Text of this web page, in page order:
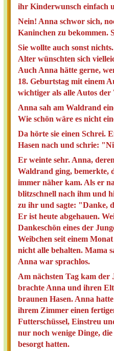
ihr Kinderwunsch einfach
Nein! Anna schwor sich,
Kaninchen zu bekommen.
Sie wollte auch sonst
Alter wünschten sich
Auch Anna hätte gerne,
18. Geburtstag mit einem
wichtiger als alle Autos
Anna sah am Waldrand
Wie schön wäre es nicht
Da hörte sie einen Schrei.
Hasen nach und schrie:
Er weinte sehr. Anna,
Waldrand ging, bemerkte,
immer näher kam. Als er
blitzschnell nach ihm und
zu ihr und sagte: "Danke,
Er ist heute abgehauen.
Dankeschön eines der
Weibchen seit einem
nicht alle behalten. Mama
Anna war sprachlos.
Am nächsten Tag kam der
brachte Anna und ihren
braunen Hasen. Anna
ihrem Zimmer einen
Futterschüssel, Einstreu
nur noch wenige Dinge,
besorgt hatten.